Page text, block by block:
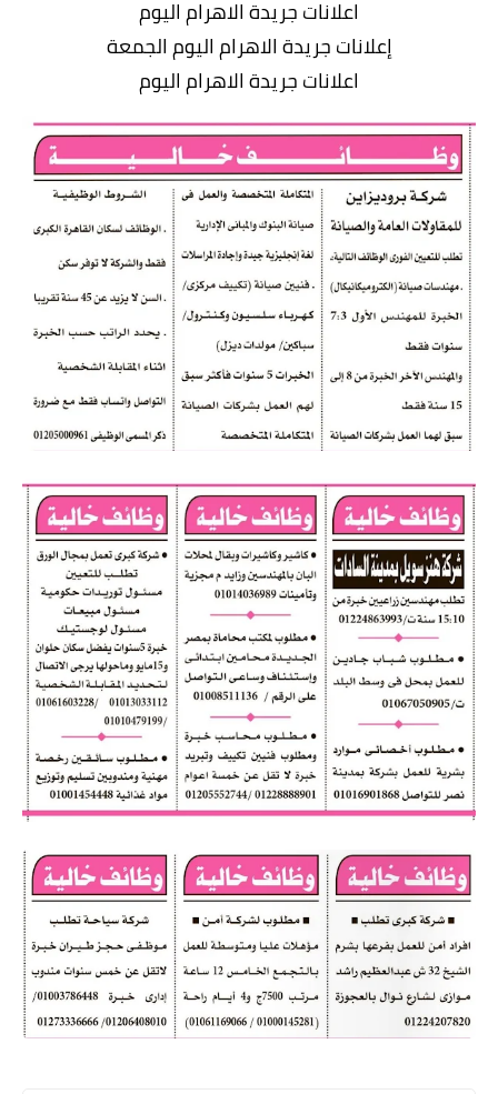
اعلانات جريدة الاهرام اليوم
إعلانات جريدة الاهرام اليوم الجمعة
اعلانات جريدة الاهرام اليوم